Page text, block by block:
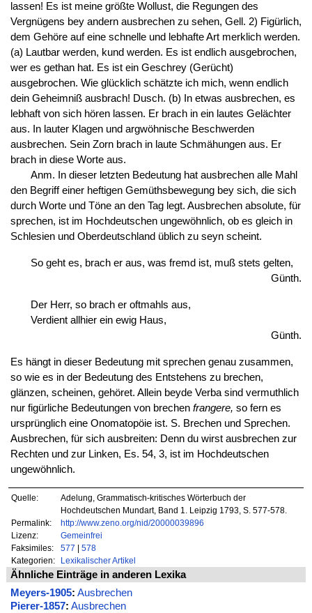
lassen! Es ist meine größte Wollust, die Regungen des
Vergnügens bey andern ausbrechen zu sehen, Gell. 2) Figürlich,
dem Gehöre auf eine schnelle und lebhafte Art merklich werden.
(a) Lautbar werden, kund werden. Es ist endlich ausgebrochen,
wer es gethan hat. Es ist ein Geschrey (Gerücht)
ausgebrochen. Wie glücklich schätzte ich mich, wenn endlich
dein Geheimniß ausbrach! Dusch. (b) In etwas ausbrechen, es
lebhaft von sich hören lassen. Er brach in ein lautes Gelächter
aus. In lauter Klagen und argwöhnische Beschwerden
ausbrechen. Sein Zorn brach in laute Schmähungen aus. Er
brach in diese Worte aus.
Anm. In dieser letzten Bedeutung hat ausbrechen alle Mahl
den Begriff einer heftigen Gemüthsbewegung bey sich, die sich
durch Worte und Töne an den Tag legt. Ausbrechen absolute, für
sprechen, ist im Hochdeutschen ungewöhnlich, ob es gleich in
Schlesien und Oberdeutschland üblich zu seyn scheint.
So geht es, brach er aus, was fremd ist, muß stets gelten,
Günth.
Der Herr, so brach er oftmahls aus,
Verdient allhier ein ewig Haus,
Günth.
Es hängt in dieser Bedeutung mit sprechen genau zusammen,
so wie es in der Bedeutung des Entstehens zu brechen,
glänzen, scheinen, gehöret. Allein beyde Verba sind vermuthlich
nur figürliche Bedeutungen von brechen frangere, so fern es
ursprünglich eine Onomatopöie ist. S. Brechen und Sprechen.
Ausbrechen, für sich ausbreiten: Denn du wirst ausbrechen zur
Rechten und zur Linken, Es. 54, 3, ist im Hochdeutschen
ungewöhnlich.
Quelle:
Adelung, Grammatisch-kritisches Wörterbuch der
Hochdeutschen Mundart, Band 1. Leipzig 1793, S. 577-578.
Permalink:
http://www.zeno.org/nid/20000039896
Lizenz:
Gemeinfrei
Faksimiles:
577 | 578
Kategorien:
Lexikalischer Artikel
Ähnliche Einträge in anderen Lexika
Meyers-1905: Ausbrechen
Pierer-1857: Ausbrechen